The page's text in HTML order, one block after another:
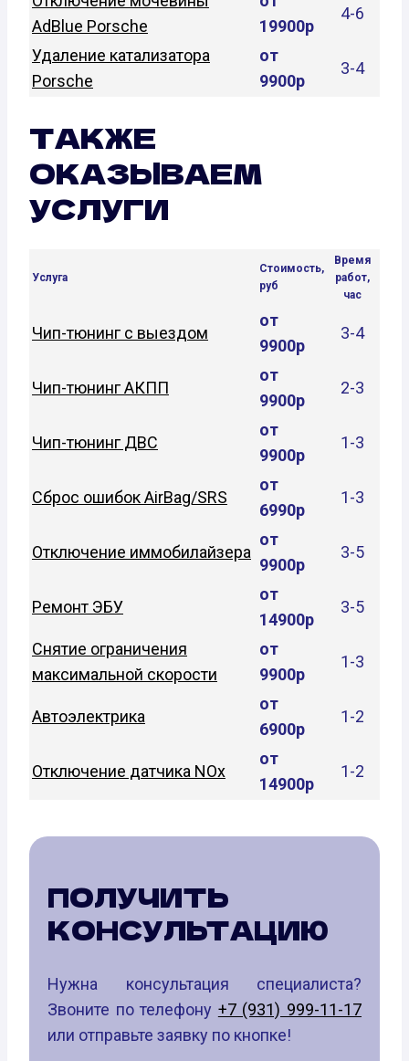
AdBlue Porsche
19900р
4-6
Удаление катализатора
Porsche
от
9900р
3-4
ТАКЖЕ
ОКАЗЫВАЕМ
УСЛУГИ
Услуга
Стоимость,
руб
Время
работ,
час
Чип-тюнинг с выездом
от
9900р
3-4
Чип-тюнинг АКПП
от
9900р
2-3
Чип-тюнинг ДВС
от
9900р
1-3
Сброс ошибок AirBag/SRS
от
6990р
1-3
Отключение иммобилайзера
от
9900р
3-5
Ремонт ЭБУ
от
14900р
3-5
Снятие ограничения
максимальной скорости
от
9900р
1-3
Автоэлектрика
от
6900р
1-2
Отключение датчика NOx
от
14900р
1-2
ПОЛУЧИТЬ
КОНСУЛЬТАЦИЮ
Нужна консультация специалиста?
Звоните по телефону +7 (931) 999-11-17
или отправьте заявку по кнопке!